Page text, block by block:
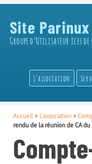
Site Parinux
Groupe d’Utilisateur·ices
L’association
Accueil > L’association>
rendu de la réunion de CA